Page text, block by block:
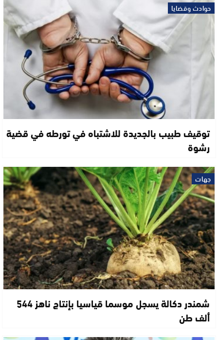
حوادث وقضايا
توقيف طبيب بالجديدة للاشتباه في تورطه في قضية
رشوة
جهات
شمندر دكالة يسجل موسما قياسيا بإنتاج ناهز 544
ألف طن